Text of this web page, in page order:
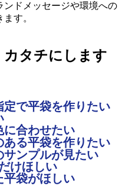
ドメッセージや環境への
す。
カタチにします
定で平袋を作りたい
に合わせたい
る平袋を作りたい
ンプルが見たい
けほしい
平袋がほしい